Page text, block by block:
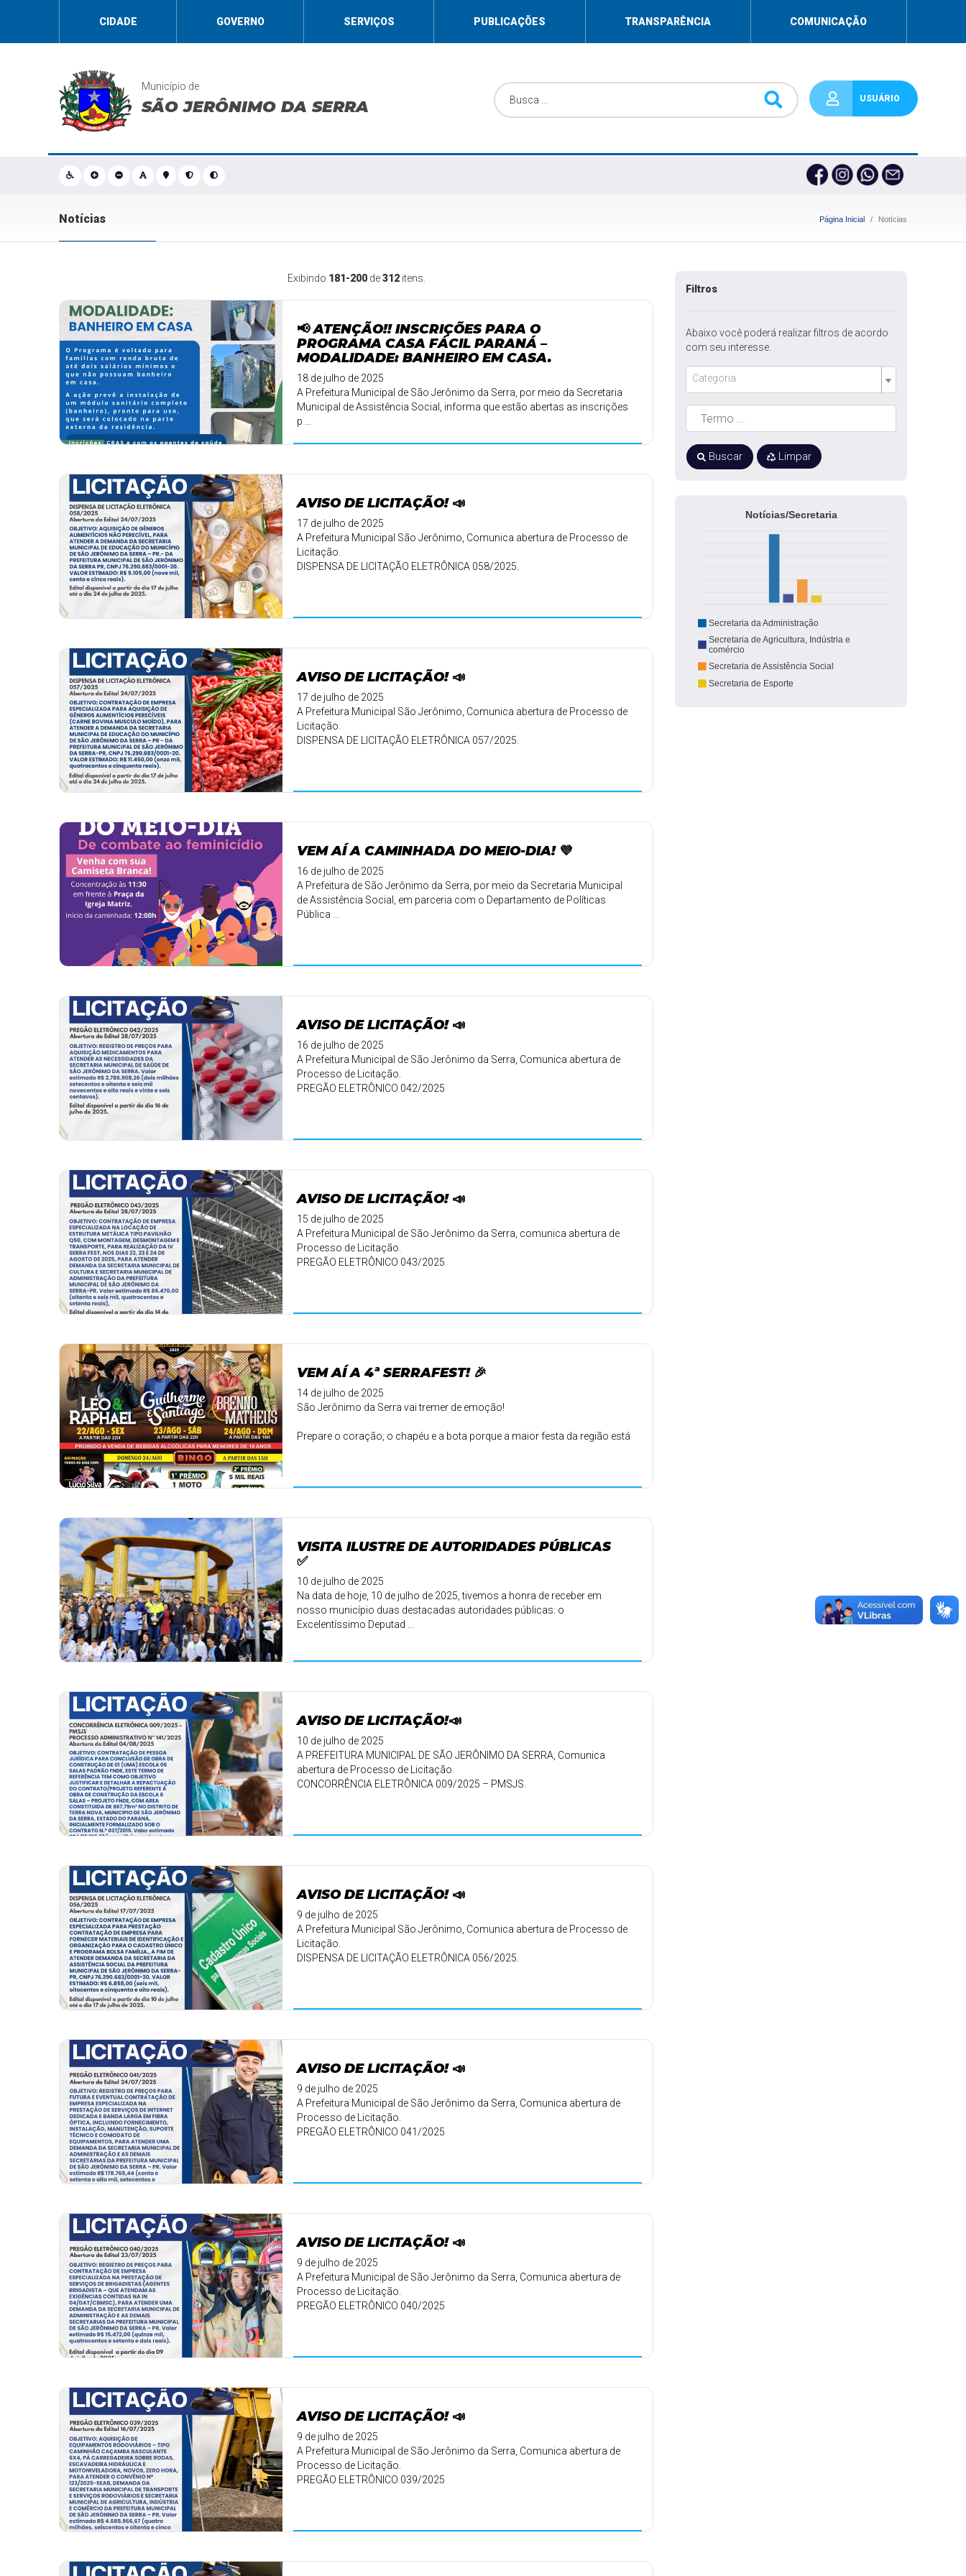
CIDADE GOVERNO SERVIÇOS PUBLICAÇÕES TRANSPARÊNCIA COMUNICAÇÃO
Município de
SÃO JERÔNIMO DA SERRA USUÁRIO
Notícias Página Inicial Notícias
Exibindo 181-200de312itens.
📢 ATENÇÃO!! INSCRIÇÕES PARA O
PROGRAMA CASA FÁCIL PARANÁ –
MODALIDADE: BANHEIRO EM CASA.
18 de julho de 2025
A Prefeitura Municipal de São Jerônimo da Serra, por meio da Secretaria
Municipal de Assistência Social, informa que estão abertas as inscrições
p ...
AVISO DE LICITAÇÃO! 📣
17 de julho de 2025
A Prefeitura Municipal São Jerônimo, Comunica abertura de Processo de
Licitação.
DISPENSA DE LICITAÇÃO ELETRÔNICA 058/2025.
AVISO DE LICITAÇÃO! 📣
17 de julho de 2025
A Prefeitura Municipal São Jerônimo, Comunica abertura de Processo de
Licitação.
DISPENSA DE LICITAÇÃO ELETRÔNICA 057/2025.
VEM AÍ A CAMINHADA DO MEIO-DIA! 💜
16 de julho de 2025
A Prefeitura de São Jerônimo da Serra, por meio da Secretaria Municipal
de Assistência Social, em parceria com o Departamento de Políticas
Pública ...
AVISO DE LICITAÇÃO! 📣
16 de julho de 2025
A Prefeitura Municipal de São Jerônimo da Serra, Comunica abertura de
Processo de Licitação.
PREGÃO ELETRÔNICO 042/2025
AVISO DE LICITAÇÃO! 📣
15 de julho de 2025
A Prefeitura Municipal de São Jerônimo da Serra, comunica abertura de
Processo de Licitação.
PREGÃO ELETRÔNICO 043/2025
VEM AÍ A 4ª SERRAFEST! 🎉
14 de julho de 2025
São Jerônimo da Serra vai tremer de emoção!
Prepare o coração, o chapéu e a bota porque a maior festa da região está
VISITA ILUSTRE DE AUTORIDADES PÚBLICAS
✅
10 de julho de 2025
Na data de hoje, 10 de julho de 2025, tivemos a honra de receber em
nosso município duas destacadas autoridades públicas: o
Excelentíssimo Deputad ...
AVISO DE LICITAÇÃO!📣
10 de julho de 2025
A PREFEITURA MUNICIPAL DE SÃO JERÔNIMO DA SERRA, Comunica
abertura de Processo de Licitação.
CONCORRÊNCIA ELETRÔNICA 009/2025 – PMSJS.
AVISO DE LICITAÇÃO! 📣
9 de julho de 2025
A Prefeitura Municipal São Jerônimo, Comunica abertura de Processo de
Licitação.
DISPENSA DE LICITAÇÃO ELETRÔNICA 056/2025.
AVISO DE LICITAÇÃO! 📣
9 de julho de 2025
A Prefeitura Municipal de São Jerônimo da Serra, Comunica abertura de
Processo de Licitação.
PREGÃO ELETRÔNICO 041/2025
AVISO DE LICITAÇÃO! 📣
9 de julho de 2025
A Prefeitura Municipal de São Jerônimo da Serra, Comunica abertura de
Processo de Licitação.
PREGÃO ELETRÔNICO 040/2025
AVISO DE LICITAÇÃO! 📣
9 de julho de 2025
A Prefeitura Municipal de São Jerônimo da Serra, Comunica abertura de
Processo de Licitação.
PREGÃO ELETRÔNICO 039/2025
Filtros
Abaixo você poderá realizar filtros de acordo
com seu interesse.
Categoria
Buscar Limpar
Notícias/Secretaria
Secretaria da Administração
Secretaria de Agricultura, Indústria e
comércio
Secretaria de Assistência Social
Secretaria de Esporte